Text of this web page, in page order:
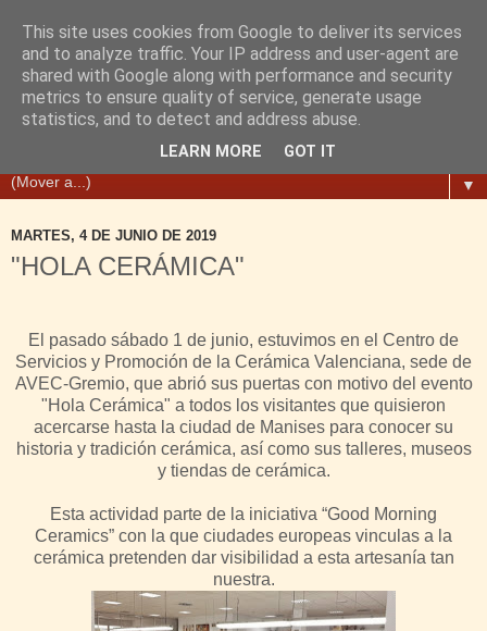
▼
MARTES, 4 DE JUNIO DE 2019
"HOLA CERÁMICA"
El pasado sábado 1 de junio, estuvimos en el Centro de
Servicios y Promoción de la Cerámica Valenciana, sede de
AVEC-Gremio, que abrió sus puertas con motivo del evento
"Hola Cerámica" a todos los visitantes que quisieron
acercarse hasta la ciudad de Manises para conocer su
historia y tradición cerámica, así como sus talleres, museos
y tiendas de cerámica.
Esta actividad parte de la iniciativa “Good Morning
Ceramics” con la que ciudades europeas vinculas a la
cerámica pretenden dar visibilidad a esta artesanía tan
nuestra.
This site uses cookies from Google to deliver its services
and to analyze traffic. Your IP address and user-agent are
shared with Google along with performance and security
metrics to ensure quality of service, generate usage
statistics, and to detect and address abuse.
LEARN MORE GOT IT